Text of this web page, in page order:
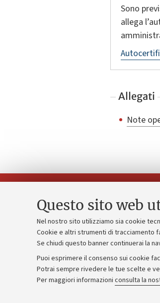
Questo sito web
Nel nostro sito utilizziamo sia cookie
Cookie e altri strumenti di tracciamento
Se chiudi questo banner continuerai la
Puoi esprimere il consenso sui cookie
Potrai sempre rivedere le tue scelte e
Per maggiori informazioni consulta la
Sono
allega
Allegati
Note
Contatti e PEC
Uffici dell'amministrazione generale
Lavora con noi
Alumni community